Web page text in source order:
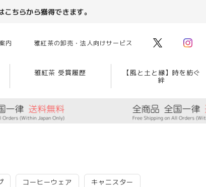
こちらから獲得できます。
内 雅紅茶の卸売・法人向けサービス
雅紅茶 受賞履歴 【風と土と縁】時を紡ぐ
絆
コーヒーウェア キャニスター